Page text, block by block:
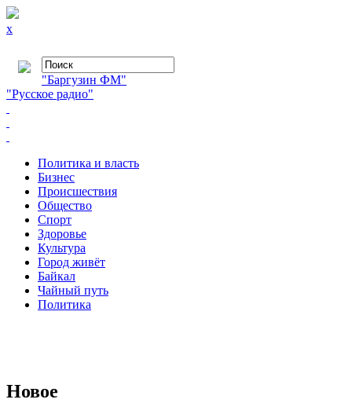
x
"Баргузин ФМ"
"Русское радио"
Политика и власть
Бизнес
Происшествия
Общество
Cпорт
Здоровье
Культура
Город живёт
Байкал
Чайный путь
Политика
Новое